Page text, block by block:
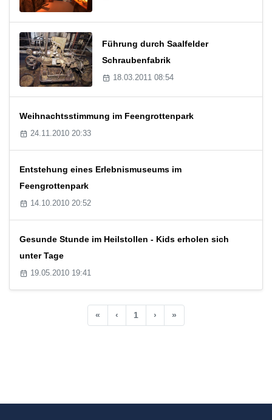
Führung durch Saalfelder
Schraubenfabrik
18.03.2011 08:54
Weihnachtsstimmung im Feengrottenpark
24.11.2010 20:33
Entstehung eines Erlebnismuseums im
Feengrottenpark
14.10.2010 20:52
Gesunde Stunde im Heilstollen - Kids erholen sich
unter Tage
19.05.2010 19:41
« ‹ 1 › »